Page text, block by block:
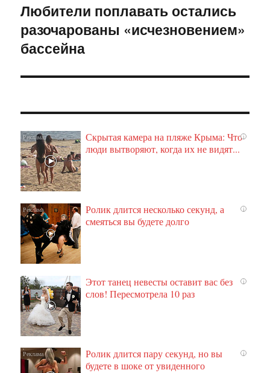
Следующая
запись:
Любители поплавать остались
разочарованы «исчезновением»
бассейна
i
Скрытая камера на пляже Крыма: Что
люди вытворяют, когда их не видят...
i
Ролик длится несколько секунд, а
смеяться вы будете долго
i
Этот танец невесты оставит вас без
слов! Пересмотрела 10 раз
i
Ролик длится пару секунд, но вы
будете в шоке от увиденного